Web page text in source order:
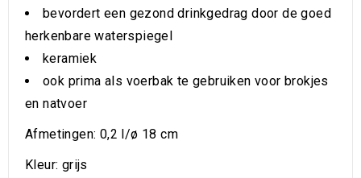
bevordert een gezond drinkgedrag door de goed
herkenbare waterspiegel
keramiek
ook prima als voerbak te gebruiken voor brokjes
en natvoer
Afmetingen: 0,2 l/ø 18 cm
Kleur: grijs